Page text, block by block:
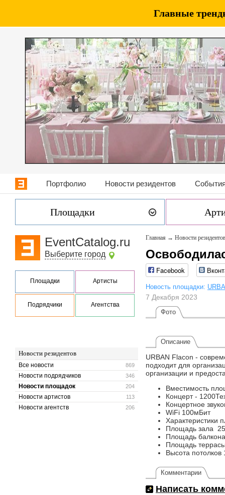
Главные
Портфолио Новости резидентов
Площадки
EventCatalog.ru
Выберите город
Площадки Артисты
Подрядчики Агентства
Новости резидентов
869
Все новости
346
Новости подрядчиков
204
Новости площадок
113
Новости артистов
206
Новости агентств
Главная → Новости
Facebook
Новость площадки:
7 Декабря 2023
Фото
Описание
URBAN Flacon -
подходит для
организации и
Вместимость
Концерт -
Концертное
WiFi 100мБит
Характеристики
Площадь зала
Площадь
Площадь
Высота потолков
Комментарии
Написать